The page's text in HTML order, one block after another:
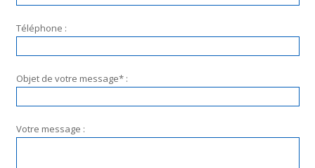
Téléphone :
Objet de votre message* :
Votre message :